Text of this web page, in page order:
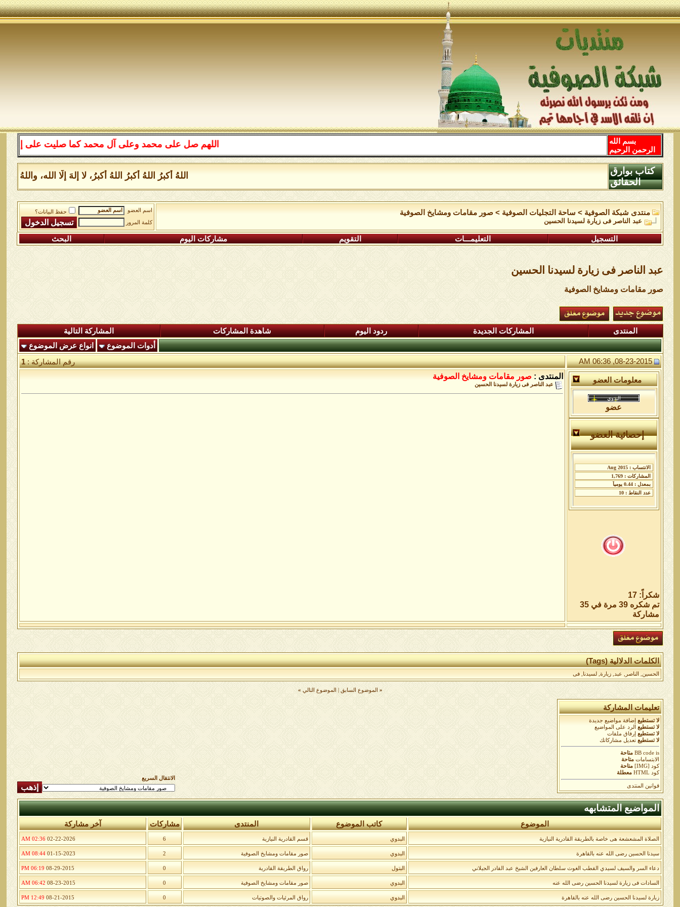
اللهم صل على محمد وعلى آل محمد كما صليت على إبراهيم
بسم الله
الرحمن الرحيم
اللهُ أكبرُ اللهُ أكبرُ اللهُ أكبرُ، لا إلهَ إلَّا الله، واللهُ
كتاب بوارق
الحقائق
منتدى شبكة الصوفية > ساحة التجليات الصوفية >صور مقامات ومشايخ الصوفية
عبد الناصر فى زيارة لسيدنا الحسين
اسم العضو
حفظ البيانات؟
كلمة المرور
التسجيل التعليمـــات التقويم مشاركات اليوم البحث
عبد الناصر فى زيارة لسيدنا الحسين
صور مقامات ومشايخ الصوفية
المنتدى المشاركات الجديدة ردود اليوم شاهدة المشاركات
المشاركة التالية
أدوات الموضوع
انواع عرض الموضوع
08-23-2015, 06:36 AM
رقم المشاركة :1
معلومات العضو
عضو
إحصائية العضو
شكراً: 17
تم شكره 39 مرة في 35
مشاركة
المنتدى : صور مقامات ومشايخ الصوفية
عبد الناصر فى زيارة لسيدنا الحسين
الكلمات الدلالية (Tags)
الحسين الناصر عبد ,زيارة ,لسيدنا ,فى
« الموضوع السابق الموضوع التالي »
تعليمات المشاركة
لا تستطيع
إضافة مواضيع جديدة
لا تستطيع
الرد على المواضيع
لا تستطيع
إرفاق ملفات
لا تستطيع تعديل مشاركاتك
BB codeis
متاحة
الابتسامات متاحة
كود [IMG]
متاحة
كود HTML
معطلة
قوانين المنتدى
الانتقال السريع
المواضيع المتشابهه
الموضوع كاتب الموضوع المنتدى مشاركات آخر مشاركة
الصلاة المشعشعة هى خاصة بالطريقة القادرية النيازية البدوي قسم القادرية النيازية 6
02-22-2026
02:36 AM
سيدنا الحسين رضى الله عنه بالقاهرة البدوي صور مقامات ومشايخ الصوفية 2
01-15-2023
08:44 AM
دعاء السر والسيف لسيدي القطب الغوث سلطان العارفين الشيخ عبد القادر الجيلاني البتول رواق الطريقة القادرية 0
08-29-2015
06:19 PM
السادات فى زيارة لسيدنا الحسين رضى الله عنه البدوي صور مقامات ومشايخ الصوفية 0
08-23-2015
06:42 AM
زيارة لسيدنا الحسين رضى الله عنه بالقاهرة البدوي رواق المرئيات والصوتيات 0
08-21-2015
12:49 PM